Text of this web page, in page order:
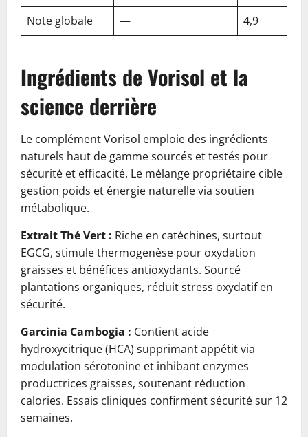
Note globale — 4,9
Ingrédients de Vorisol et la
science derrière
Le complément Vorisol emploie des ingrédients
naturels haut de gamme sourcés et testés pour
sécurité et efficacité. Le mélange propriétaire cible
gestion poids et énergie naturelle via soutien
métabolique.
Extrait Thé Vert : Riche en catéchines, surtout
EGCG, stimule thermogenèse pour oxydation
graisses et bénéfices antioxydants. Sourcé
plantations organiques, réduit stress oxydatif en
sécurité.
Garcinia Cambogia : Contient acide
hydroxycitrique (HCA) supprimant appétit via
modulation sérotonine et inhibant enzymes
productrices graisses, soutenant réduction
calories. Essais cliniques confirment sécurité sur 12
semaines.